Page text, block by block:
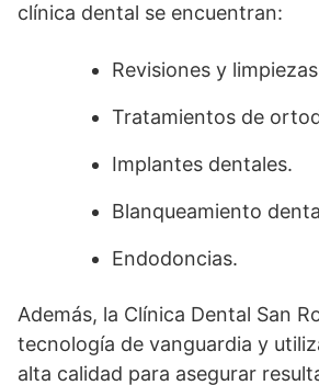
clínica dental se encuentran:
Revisiones y
Tratamientos de
Implantes dentales.
Blanqueamiento
Endodoncias.
Además, la Clínica Dental San
tecnología de vanguardia y
alta calidad para asegurar